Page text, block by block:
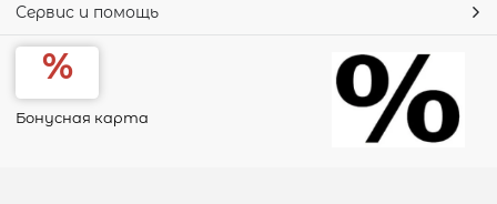
Сервис и помощь
Бонусная карта